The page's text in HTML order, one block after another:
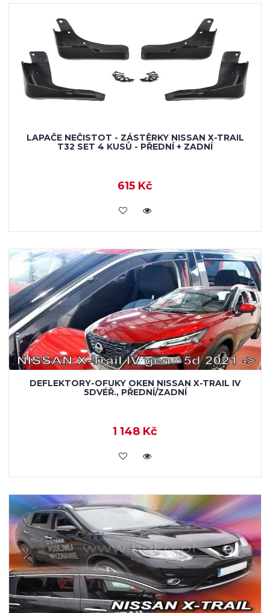
LAPAČE NEČISTOT - ZÁSTĚRKY NISSAN X-TRAIL
T32 SET 4 KUSŮ - PŘEDNÍ + ZADNÍ
615 Kč
KOUPIT
DEFLEKTORY-OFUKY OKEN NISSAN X-TRAIL IV
5DVÉŘ., PŘEDNÍ/ZADNÍ
1 148 Kč
KOUPIT